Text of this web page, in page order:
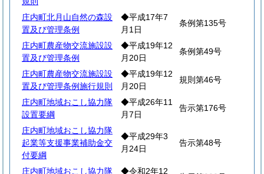
庄内町北月山自然の森設
置及び管理条例
◆平成17年7
月1日
条例第135号
庄内町農産物交流施設設
置及び管理条例
◆平成19年12
月20日
条例第49号
庄内町農産物交流施設設
置及び管理条例施行規則
◆平成19年12
月20日
規則第46号
庄内町地域おこし協力隊
設置要綱
◆平成26年11
月7日
告示第176号
庄内町地域おこし協力隊
起業等支援事業補助金交
付要綱
◆平成29年3
月24日
告示第48号
庄内町地域おこし協力隊
◆令和2年12